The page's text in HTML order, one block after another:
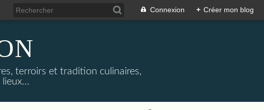
Connexion + Créer mon blog
terroirs et tradition culinaires,